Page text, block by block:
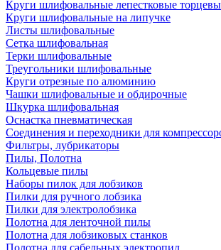
Круги шлифовальные лепестковые
Круги шлифовальные на липучке
Листы шлифовальные
Сетка шлифовальная
Терки шлифовальные
Треугольники шлифовальные
Круги отрезные по алюминию
Чашки шлифовальные и обдирочные
Шкурка шлифовальная
Оснастка пневматическая
Соединения и переходники для
Фильтры, лубрикаторы
Пилы, Полотна
Кольцевые пилы
Наборы пилок для лобзиков
Пилки для ручного лобзика
Пилки для электролобзика
Полотна для ленточной пилы
Полотна для лобзиковых станков
Полотна для сабельных электропил